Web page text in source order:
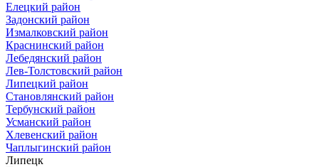
Елецкий район
Задонский район
Измалковский район
Краснинский район
Лебедянский район
Лев-Толстовский район
Липецкий район
Становлянский район
Тербунский район
Усманский район
Хлевенский район
Чаплыгинский район
Липецк